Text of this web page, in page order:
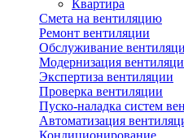
Квартира
Смета на вентиляцию
Ремонт вентиляции
Обслуживание
Модернизация
Экспертиза вентиляции
Проверка вентиляции
Пуско-наладка систем
Автоматизация
Кондиционирование